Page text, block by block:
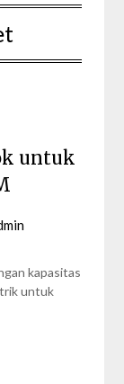
untuk
kapasitas
untuk